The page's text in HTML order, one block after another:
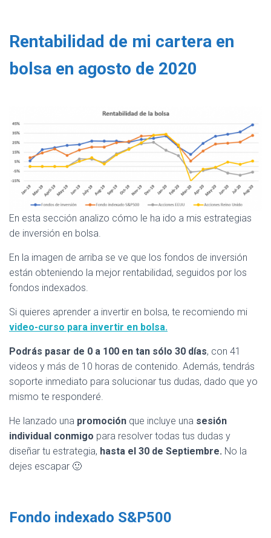
Rentabilidad de mi cartera en
bolsa en agosto de 2020
En esta sección analizo cómo le ha ido a mis estrategias
de inversión en bolsa.
En la imagen de arriba se ve que los fondos de inversión
están obteniendo la mejor rentabilidad, seguidos por los
fondos indexados.
Si quieres aprender a invertir en bolsa, te recomiendo mi
video-curso para invertir en bolsa.
Podrás pasar de 0 a 100 en tan sólo 30 días, con 41
videos y más de 10 horas de contenido. Además, tendrás
soporte inmediato para solucionar tus dudas, dado que yo
mismo te responderé.
He lanzado una promoción que incluye una sesión
individual conmigo para resolver todas tus dudas y
diseñar tu estrategia, hasta el 30 de Septiembre. No la
dejes escapar 🙂
Fondo indexado S&P500